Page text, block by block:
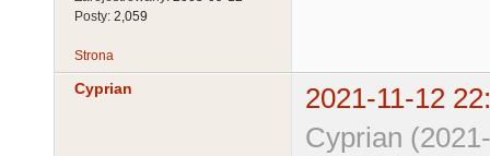
Posty: 2,059
Strona
Cyprian
2021-11-12
Cyprian